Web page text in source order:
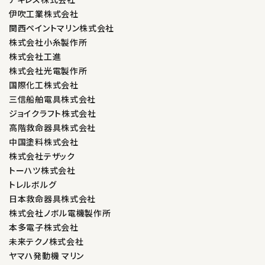
伊吹工業株式会社
関西ペイントマリン株式会社
株式会社小糸製作所
株式会社工進
株式会社光電製作所
国際化工株式会社
三信船舶電具株式会社
ジョイクラフト株式会社
高階救命器具株式会社
中国塗料株式会社
株式会社テザック
トーハツ株式会社
トレルボルグ
日本救命器具株式会社
株式会社ノボル電機製作所
本多電子株式会社
未来テクノ株式会社
ヤマハ発動機 マリン